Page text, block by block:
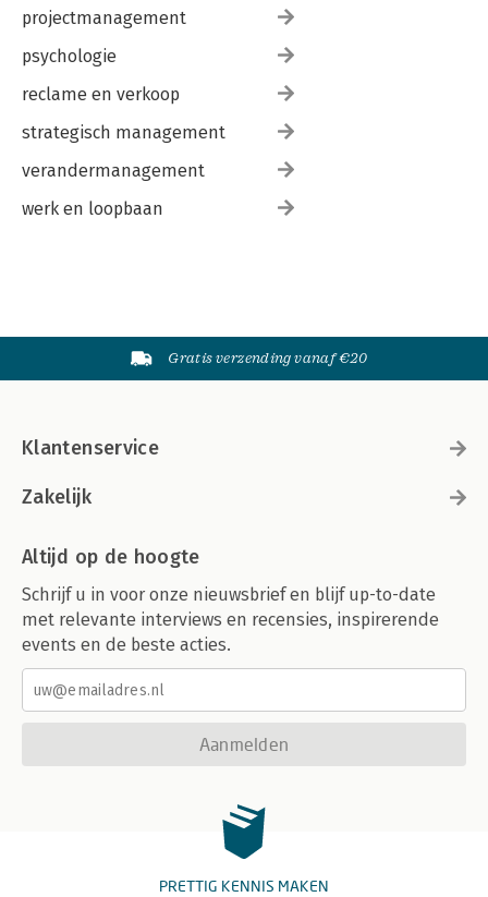
projectmanagement
psychologie
reclame en verkoop
strategisch management
verandermanagement
werk en loopbaan
Gratis verzending vanaf €20
Klantenservice
Zakelijk
Altijd op de hoogte
Schrijf u in voor onze nieuwsbrief en blijf up-to-date
met relevante interviews en recensies, inspirerende
events en de beste acties.
Aanmelden
PRETTIG KENNIS MAKEN